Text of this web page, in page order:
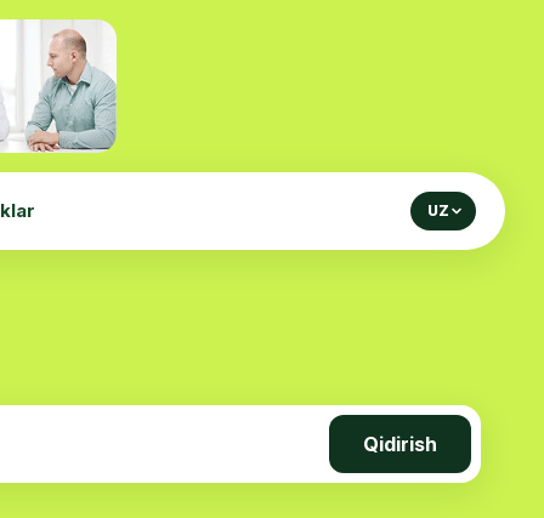
UZ
Qidirish